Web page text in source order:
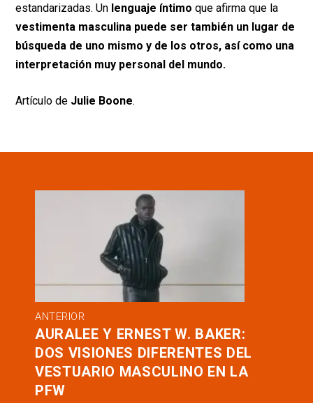
estandarizadas. Un lenguaje íntimo que afirma que la
vestimenta masculina puede ser también un lugar de
búsqueda de uno mismo y de los otros, así como una
interpretación muy personal del mundo.
Artículo de Julie Boone.
ANTERIOR
AURALEE Y ERNEST W. BAKER:
DOS VISIONES DIFERENTES DEL
VESTUARIO MASCULINO EN LA
PFW